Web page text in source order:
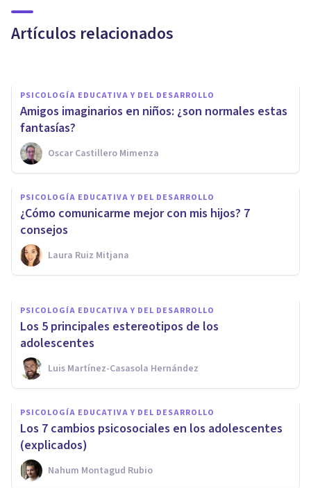
Artículos relacionados
refuerzo en Madrid
PSICOLOGÍA EDUCATIVA Y DEL DESARROLLO
Amigos imaginarios en niños: ¿son normales estas
fantasías?
Oscar Castillero Mimenza
PSICOLOGÍA EDUCATIVA Y DEL DESARROLLO
¿Cómo comunicarme mejor con mis hijos? 7
consejos
Laura Ruiz Mitjana
PSICOLOGÍA EDUCATIVA Y DEL DESARROLLO
El conductismo empírico de
Bijou: sus propuestas y
características
Oscar Castillero Mimenza
PSICOLOGÍA EDUCATIVA Y DEL DESARROLLO
Los 5 principales estereotipos de los
adolescentes
Luis Martínez-Casasola Hernández
PSICOLOGÍA EDUCATIVA Y DEL DESARROLLO
Los 7 cambios psicosociales en los adolescentes
(explicados)
Nahum Montagud Rubio